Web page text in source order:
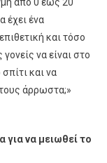
έχει ένα
και τόσο
να είναι στο
και να
άρρωστα;»
για να μειωθεί το